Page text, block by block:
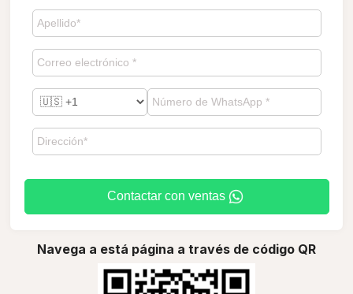
Contactar con ventas
Navega a está página a través de código QR